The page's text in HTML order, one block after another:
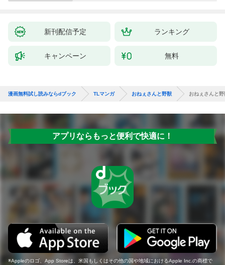
新刊配信予定 ランキング
キャンペーン 無料
漫画無料試し読みならdブック TLマンガ おねぇさんと野獣 おねぇさんと野
アプリならもっと便利で快適に！
Appleのロゴ、App Storeは、米国もしくはその他の国や地域におけるApple Inc.の商標で